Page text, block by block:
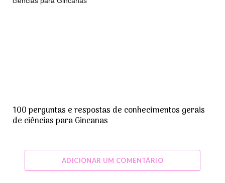
100 perguntas e respostas de conhecimentos gerais
de ciências para Gincanas
ADICIONAR UM COMENTÁRIO